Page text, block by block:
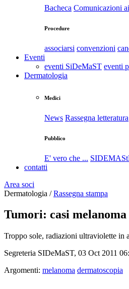
Bacheca Comunicazioni
Procedure
associarsi convenzioni
Eventi
eventi SiDeMaST eventi
Dermatologia
Medici
News Rassegna letteratura
Pubblico
E' vero che ...
contatti
Area soci
Dermatologia /Rassegna stampa
Tumori: casi
Troppo sole, radiazioni ultraviolette in
Segreteria SIDeMaST, 03 Oct 2011
Argomenti: melanoma dermatoscopia